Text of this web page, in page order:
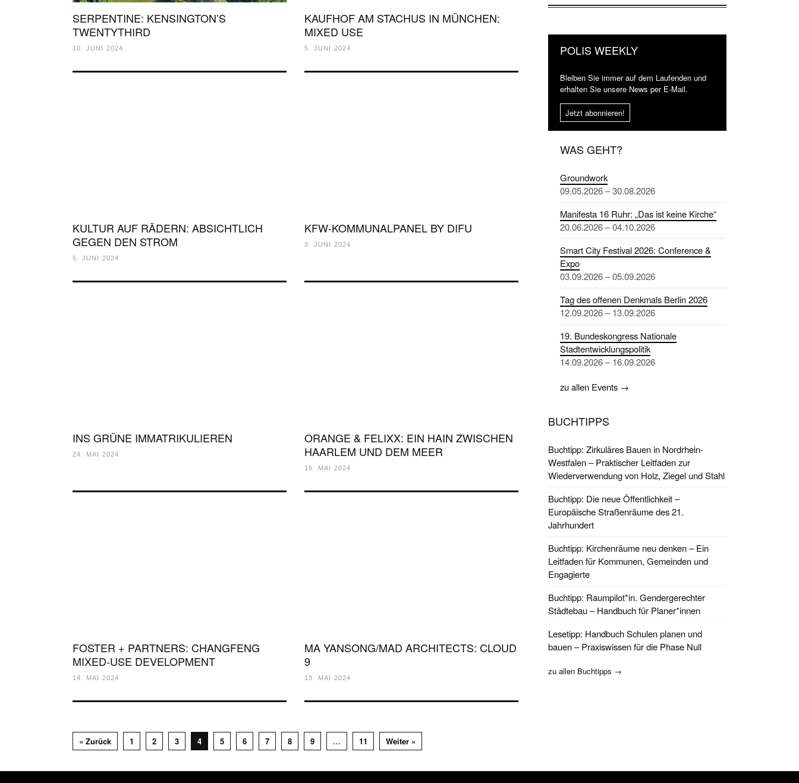
SERPENTINE: KENSINGTON’S
TWENTYTHIRD
10. JUNI 2024
KAUFHOF AM STACHUS IN MÜNCHEN:
MIXED USE
5. JUNI 2024
KULTUR AUF RÄDERN: ABSICHTLICH
GEGEN DEN STROM
5. JUNI 2024
KFW-KOMMUNALPANEL BY DIFU
3. JUNI 2024
INS GRÜNE IMMATRIKULIEREN
24. MAI 2024
ORANGE & FELIXX: EIN HAIN ZWISCHEN
HAARLEM UND DEM MEER
16. MAI 2024
FOSTER + PARTNERS: CHANGFENG
MIXED-USE DEVELOPMENT
14. MAI 2024
MA YANSONG/MAD ARCHITECTS: CLOUD
9
13. MAI 2024
« Zurück 1 2 3 4 5 6 7 8 9 … 11 Weiter »
POLIS WEEKLY
Bleiben Sie immer auf dem Laufenden und
erhalten Sie unsere News per E-Mail.
Jetzt abonnieren!
WAS GEHT?
Groundwork
09.05.2026 – 30.08.2026
Manifesta 16 Ruhr: „Das ist keine Kirche“
20.06.2026 – 04.10.2026
Smart City Festival 2026: Conference &
Expo
03.09.2026 – 05.09.2026
Tag des offenen Denkmals Berlin 2026
12.09.2026 – 13.09.2026
19. Bundeskongress Nationale
Stadtentwicklungspolitik
14.09.2026 – 16.09.2026
zu allen Events →
BUCHTIPPS
Buchtipp: Zirkuläres Bauen in Nordrhein-
Westfalen – Praktischer Leitfaden zur
Wiederverwendung von Holz, Ziegel und Stahl
Buchtipp: Die neue Öffentlichkeit –
Europäische Straßenräume des 21.
Jahrhundert
Buchtipp: Kirchenräume neu denken – Ein
Leitfaden für Kommunen, Gemeinden und
Engagierte
Buchtipp: Raumpilot*in. Gendergerechter
Städtebau – Handbuch für Planer*innen
Lesetipp: Handbuch Schulen planen und
bauen – Praxiswissen für die Phase Null
zu allen Buchtipps →